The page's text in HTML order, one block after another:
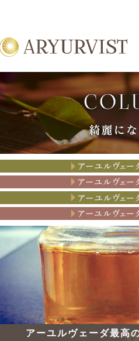
アーユルヴェーダの美容法
アーユルヴェーダのレシピ
アーユルヴェーダの思考
アーユルヴェーダの知恵
アーユルヴェーダ最高